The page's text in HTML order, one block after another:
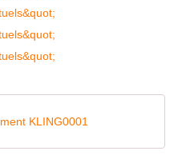
KLING0001